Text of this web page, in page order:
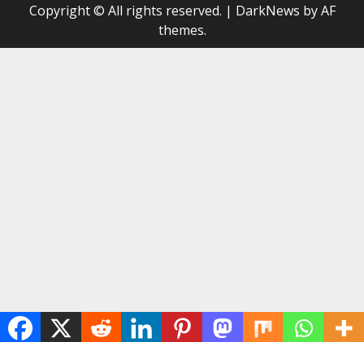
Copyright © All rights reserved. | DarkNews by AF
themes.